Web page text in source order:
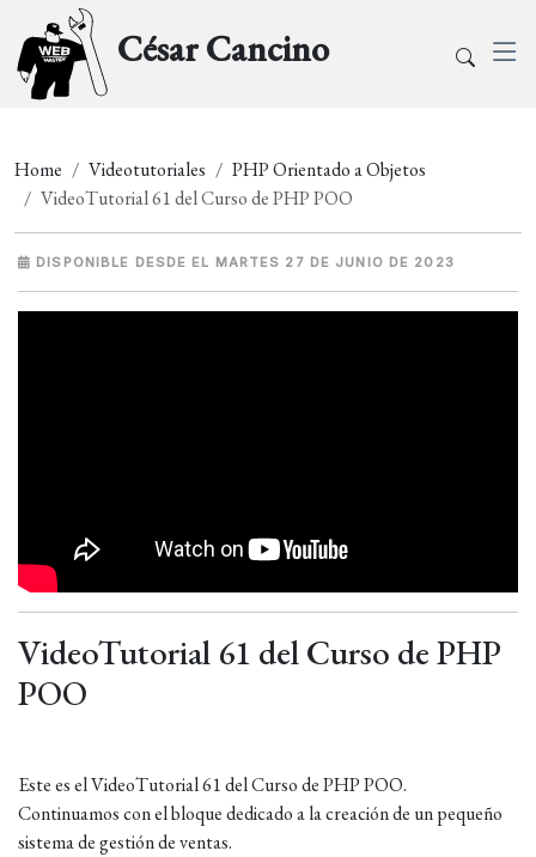
César Cancino
Home Videotutoriales
PHP Orientado a Objetos
VideoTutorial 61 del Curso de PHP POO
DISPONIBLE DESDE EL MARTES 27 DE JUNIO DE 2023
VideoTutorial 61 del Curso de PHP
POO
Este es el VideoTutorial 61 del Curso de PHP POO.
Continuamos con el bloque dedicado a la creación de un pequeño
sistema de gestión de ventas.